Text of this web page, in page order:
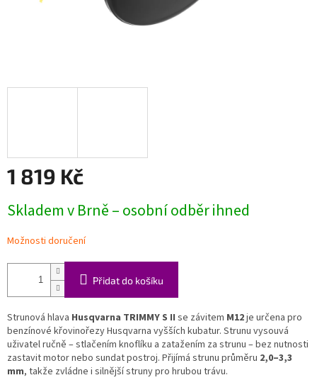
1 819 Kč
cena:
Skladem v Brně – osobní odběr ihned
Možnosti doručení
Přidat do košíku
Strunová hlava Husqvarna TRIMMY S II se závitem M12je určena pro
benzínové křovinořezy Husqvarna vyšších kubatur. Strunu vysouvá
uživatel ručně – stlačením knoflíku a zatažením za strunu – bez nutnosti
zastavit motor nebo sundat postroj. Přijímá strunu průměru 2,0–3,3
mm, takže zvládne i silnější struny pro hrubou trávu.